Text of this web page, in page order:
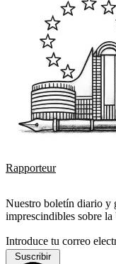
Rapporteur
Nuestro boletín diario y
imprescindibles sobre la
Introduce tu correo
Suscribir